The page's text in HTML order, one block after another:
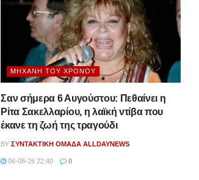
ΜΗΧΑΝΉ ΤΟΥ ΧΡΌΝΟΥ
Σαν σήμερα 6 Αυγούστου: Πεθαίνει η
Ρίτα Σακελλαρίου, η λαϊκή ντίβα που
έκανε τη ζωή της τραγούδι
BY ΣΥΝΤΑΚΤΙΚΉ ΟΜΆΔΑ ALLDAYNEWS
06-08-26 22:40 0